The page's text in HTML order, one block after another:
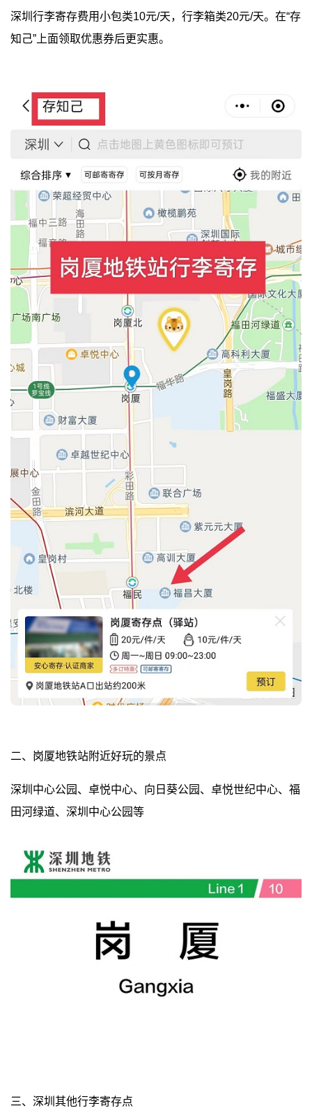
深圳行李寄存费用小包类10元/天，行李箱类20元/天。在“存
知己”上面领取优惠券后更实惠。
二、岗厦地铁站附近好玩的景点
深圳中心公园、卓悦中心、向日葵公园、卓悦世纪中心、福
田河绿道、深圳中心公园等
三、深圳其他行李寄存点